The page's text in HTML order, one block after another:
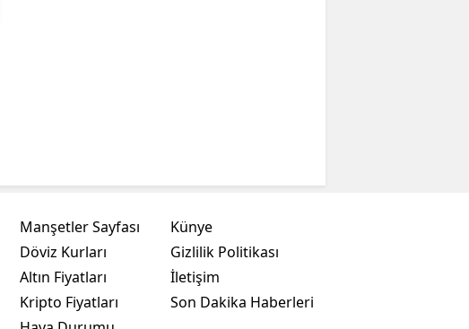
Manşetler Sayfası
Döviz Kurları
Altın Fiyatları
Kripto Fiyatları
Künye
Gizlilik Politikası
İletişim
Son Dakika Haberleri